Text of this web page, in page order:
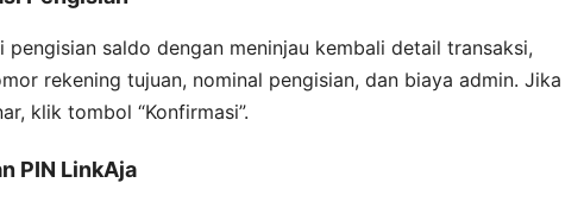
pengisian saldo dengan meninjau kembali detail transaksi,
rekening tujuan, nominal pengisian, dan biaya admin. Jika
klik tombol “Konfirmasi”.
PIN LinkAja